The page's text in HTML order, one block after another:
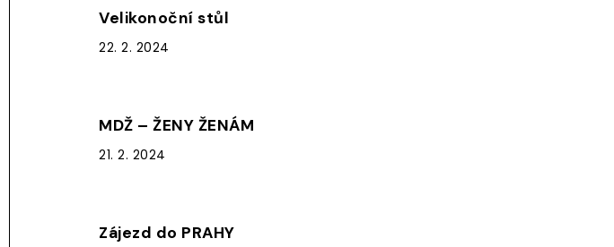
Velikonoční stůl
22. 2. 2024
MDŽ – ŽENY ŽENÁM
21. 2. 2024
Zájezd do PRAHY